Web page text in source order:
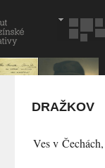
DRAŽKOV
Ves v